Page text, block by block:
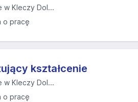
w Kleczy Dol...
o pracę
kształcenie
w Kleczy Dol...
o pracę